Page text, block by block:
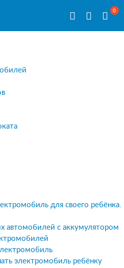
0
для своего ребёнка.
автомобилей с аккумулятором
электромобиль ребёнку